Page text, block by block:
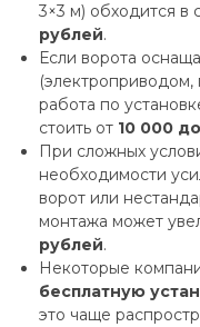
3×3 м) обходится в
рублей.
Если ворота
(электроприводом,
работа по
стоить от 10 000
При сложных
необходимости
ворот или
монтажа может
рублей.
Некоторые
бесплатную
это чаще